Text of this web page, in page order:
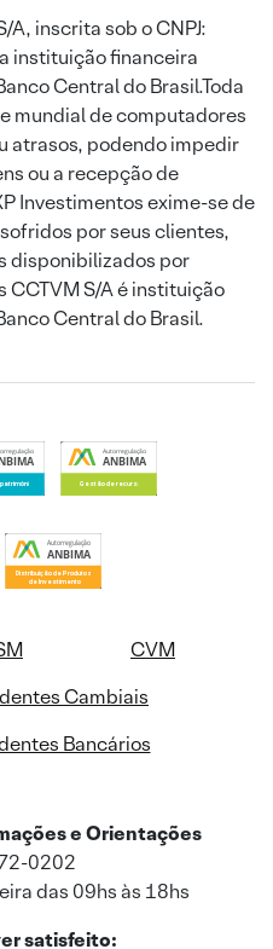
A, inscrita sob o CNPJ:
instituição financeira
Central do Brasil.Toda
mundial de computadores
atrasos, podendo impedir
ou a recepção de
Investimentos exime-se de
por seus clientes,
disponibilizados por
CCTVM S/A é instituição
Central do Brasil.
CVM
Cambiais
Bancários
e Orientações
0202
das 09hs às 18hs
satisfeito: